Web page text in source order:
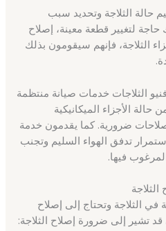
حالة الثلاجة وتحديد سبب
لتغيير قطعة معينة، إصلاح
الثلاجة، فإنهم سيقومون بذلك
الثلاجات خدمات صيانة منتظمة
الأجزاء الميكانيكية
إصلاحات ضرورية. كما يقدمون خدمة
تدفق الهواء السليم وتجنب
فيها.
الثلاجة وتحتاج إلى إصلاح
تشير إلى ضرورة إصلاح الثلاجة: